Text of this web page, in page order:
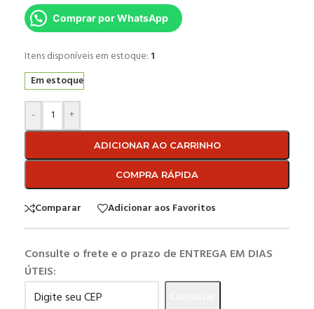
Comprar por WhatsApp
Itens disponíveis em estoque: 1
Em estoque
- +
ADICIONAR AO CARRINHO
COMPRA RÁPIDA
Comparar Adicionar aos Favoritos
Consulte o frete e o prazo de ENTREGA EM DIAS
ÚTEIS: